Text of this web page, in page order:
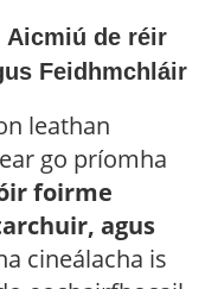
Aicmiú de réir
Feidhmchláir
leathan
go príomha
foirme
agus
cineálacha is